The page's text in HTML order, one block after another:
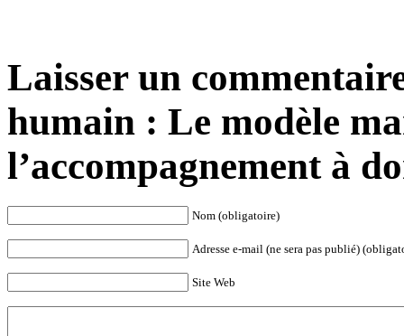
Laisser un
humain : Le modèle
l’accompagnement à
Nom (obligatoire)
Adresse e-mail (ne sera pas publié)
Site Web